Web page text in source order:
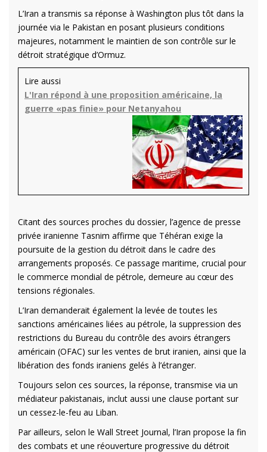
L’Iran a transmis sa réponse à Washington plus tôt dans la
journée via le Pakistan en posant plusieurs conditions
majeures, notamment le maintien de son contrôle sur le
détroit stratégique d’Ormuz.
Lire aussi
L'Iran répond à une proposition américaine, la
guerre «pas finie» pour Netanyahou
Citant des sources proches du dossier, l’agence de presse
privée iranienne Tasnim affirme que Téhéran exige la
poursuite de la gestion du détroit dans le cadre des
arrangements proposés. Ce passage maritime, crucial pour
le commerce mondial de pétrole, demeure au cœur des
tensions régionales.
L’Iran demanderait également la levée de toutes les
sanctions américaines liées au pétrole, la suppression des
restrictions du Bureau du contrôle des avoirs étrangers
américain (OFAC) sur les ventes de brut iranien, ainsi que la
libération des fonds iraniens gelés à l’étranger.
Toujours selon ces sources, la réponse, transmise via un
médiateur pakistanais, inclut aussi une clause portant sur
un cessez-le-feu au Liban.
Par ailleurs, selon le Wall Street Journal, l’Iran propose la fin
des combats et une réouverture progressive du détroit